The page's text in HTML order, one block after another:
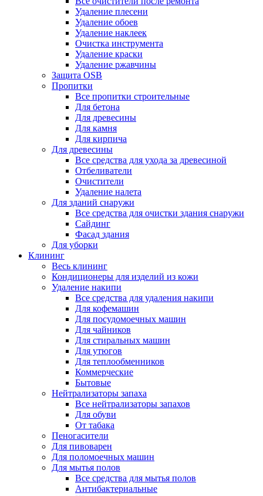
Удаление плесени
Удаление обоев
Удаление наклеек
Очистка инструмента
Удаление краски
Удаление ржавчины
Защита OSB
Пропитки
Все пропитки строительные
Для бетона
Для древесины
Для камня
Для кирпича
Для древесины
Все средства для ухода за древесиной
Отбеливатели
Очистители
Удаление налета
Для зданий снаружи
Все средства для очистки здания снаружи
Сайдинг
Фасад здания
Для уборки
Клининг
Весь клининг
Кондиционеры для изделий из кожи
Удаление накипи
Все средства для удаления накипи
Для кофемашин
Для посудомоечных машин
Для чайников
Для стиральных машин
Для утюгов
Для теплообменников
Коммерческие
Бытовые
Нейтрализаторы запаха
Все нейтрализаторы запахов
Для обуви
От табака
Пеногасители
Для пивоварен
Для поломоечных машин
Для мытья полов
Все средства для мытья полов
Антибактериальные